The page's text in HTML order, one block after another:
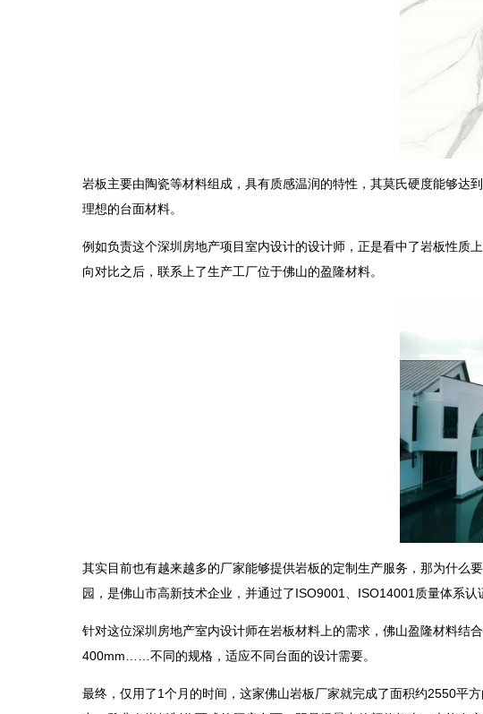
岩板主要由陶瓷等材料组成，具有质感温润的特性，其莫氏硬度能够达
理想的台面材料。
例如负责这个深圳房地产项目室内设计的设计师，正是看中了岩板性质
向对比之后，联系上了生产工厂位于佛山的盈隆材料。
其实目前也有越来越多的厂家能够提供岩板的定制生产服务，那为什么
园，是佛山市高新技术企业，并通过了ISO9001、ISO14001质量体系
针对这位深圳房地产室内设计师在岩板材料上的需求，佛山盈隆材料
400mm……不同的规格，适应不同台面的设计需要。
最终，仅用了1个月的时间，这家佛山岩板厂家就完成了面积约2550平